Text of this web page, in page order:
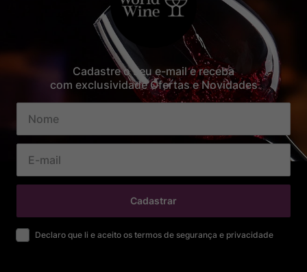
Cadastre o seu e-mail e receba
com exclusividade Ofertas e Novidades
Cadastrar
Declaro que li e aceito os termos de segurança e privacidade